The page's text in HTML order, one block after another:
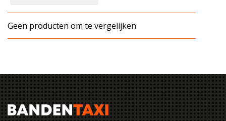
Geen producten om te vergelijken